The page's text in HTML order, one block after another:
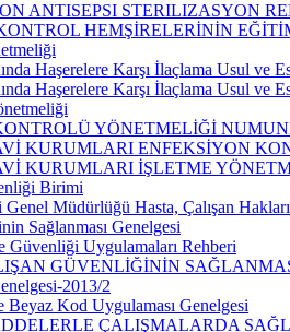
ANTISEPSI STERILIZASYON
HEMŞİRELERİNİN
Haşerelere Karşı İlaçlama Usul ve
Haşerelere Karşı İlaçlama Usul ve
YÖNETMELİĞİ
KURUMLARI ENFEKSİYON
KURUMLARI İŞLETME
Birimi
Müdürlüğü Hasta, Çalışan
Sağlanması Genelgesi
Güvenliği Uygulamaları Rehberi
GÜVENLİĞİNİN
2013/2
Beyaz Kod Uygulaması Genelgesi
ÇALIŞMALARDA